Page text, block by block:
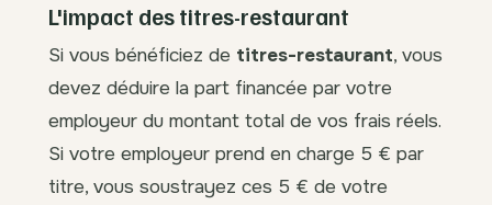
L'impact des titres-restaurant
Si vous bénéficiez de titres-restaurant, vous
devez déduire la part financée par votre
employeur du montant total de vos frais réels.
Si votre employeur prend en charge 5 € par
titre, vous soustrayez ces 5 € de votre